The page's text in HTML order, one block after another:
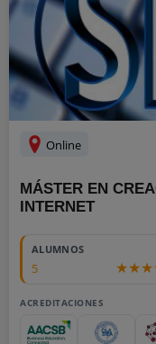
Online
MÁSTER EN
INTERNET
ALUMNOS
5
ACREDITACIONES